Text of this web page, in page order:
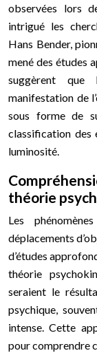
observées lors
intrigué les
Hans Bender,
mené des études
suggèrent que
manifestation de
sous forme de
classification des
luminosité.
théorie
Les
déplacements
d’études
théorie
seraient le
psychique,
intense. Cette
pour comprendre